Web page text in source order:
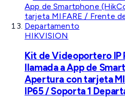
HIKVISION
Kit de Videoportero IP
llamada a App de
Apertura con tarjeta
IP65 / Soporta 1